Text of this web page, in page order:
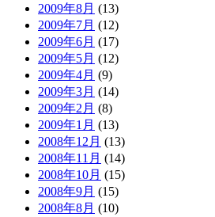
2009年8月 (13)
2009年7月 (12)
2009年6月 (17)
2009年5月 (12)
2009年4月 (9)
2009年3月 (14)
2009年2月 (8)
2009年1月 (13)
2008年12月 (13)
2008年11月 (14)
2008年10月 (15)
2008年9月 (15)
2008年8月 (10)